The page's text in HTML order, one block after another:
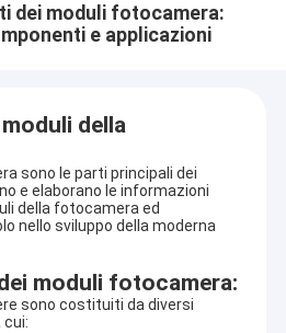
dei moduli fotocamera:
e applicazioni
della
sono le parti principali dei
e elaborano le informazioni
della fotocamera ed
nello sviluppo della moderna
moduli fotocamera:
sono costituiti da diversi